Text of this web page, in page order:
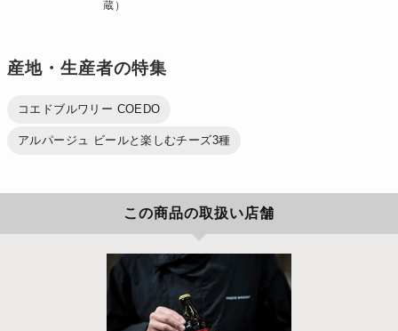
蔵）
産地・生産者の特集
コエドブルワリー COEDO
アルパージュ ビールと楽しむチーズ3種
この商品の取扱い店舗